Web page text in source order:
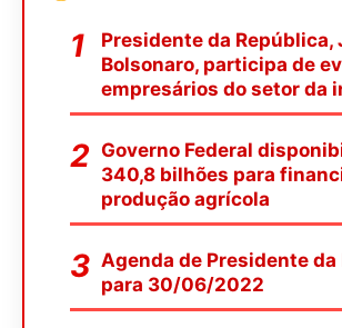
Presidente da República,
Bolsonaro, participa de
empresários do setor da
Governo Federal
340,8 bilhões para
produção agrícola
Agenda de Presidente da
para 30/06/2022